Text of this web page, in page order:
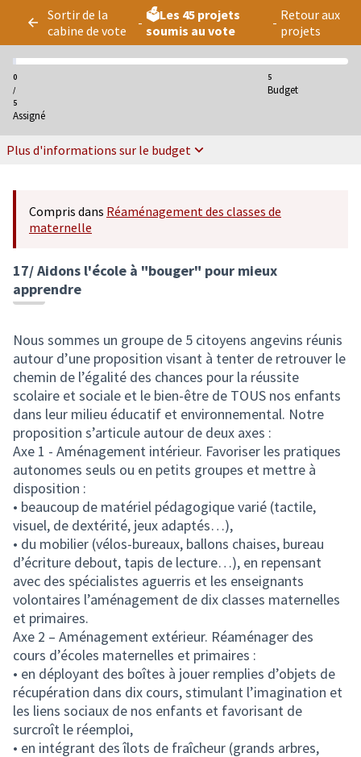
Sortir de la
cabine de vote
- 🗳️Les 45 projets
soumis au vote
- Retour aux
projets
0
/
5
Assigné
5
Budget
Plus d'informations sur le budget
Compris dans Réaménagement des classes de
maternelle
17/ Aidons l'école à "bouger" pour mieux
apprendre
Nous sommes un groupe de 5 citoyens angevins réunis
autour d’une proposition visant à tenter de retrouver le
chemin de l’égalité des chances pour la réussite
scolaire et sociale et le bien-être de TOUS nos enfants
dans leur milieu éducatif et environnemental. Notre
proposition s’articule autour de deux axes :
Axe 1 - Aménagement intérieur. Favoriser les pratiques
autonomes seuls ou en petits groupes et mettre à
disposition :
• beaucoup de matériel pédagogique varié (tactile,
visuel, de dextérité, jeux adaptés…),
• du mobilier (vélos-bureaux, ballons chaises, bureau
d’écriture debout, tapis de lecture…), en repensant
avec des spécialistes aguerris et les enseignants
volontaires l’aménagement de dix classes maternelles
et primaires.
Axe 2 – Aménagement extérieur. Réaménager des
cours d’écoles maternelles et primaires :
• en déployant des boîtes à jouer remplies d’objets de
récupération dans dix cours, stimulant l’imagination et
les liens sociaux de nos enfants et favorisant de
surcroît le réemploi,
• en intégrant des îlots de fraîcheur (grands arbres,
Panneau de gestion des cookies